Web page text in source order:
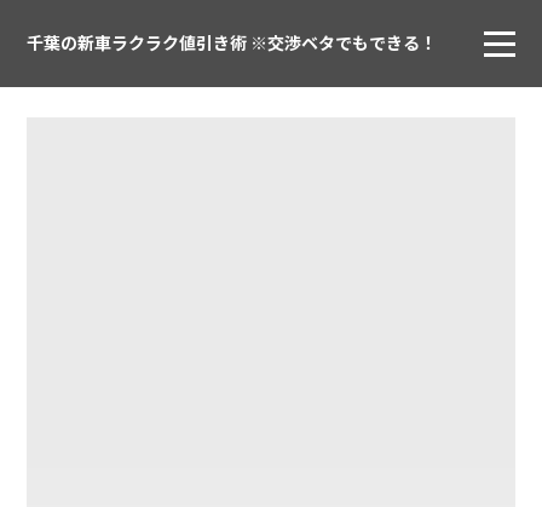
千葉の新車ラクラク値引き術 ※交渉ベタでもできる！